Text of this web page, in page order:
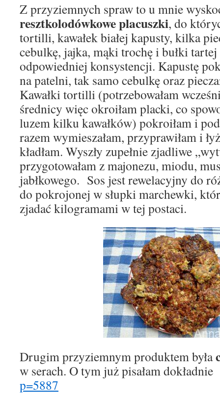
Z przyziemnych spraw to u mnie
resztkolodówkowe placuszki, do
tortilli, kawałek białej kapusty, kilka
cebulkę, jajka, mąki trochę i bułki
odpowiedniej konsystencji. Kapustę
na patelni, tak samo cebulkę oraz
Kawałki tortilli (potrzebowałam
średnicy więc okroiłam placki, co
luzem kilku kawałków) pokroiłam i
razem wymieszałam, przyprawiłam i
kładłam. Wyszły zupełnie zjadliwe
przygotowałam z majonezu, miodu,
jabłkowego. Sos jest rewelacyjny do
do pokrojonej w słupki marchewki,
zjadać kilogramami w tej postaci.
Drugim przyziemnym produktem była
w serach. O tym już pisałam dokładnie
p=5887